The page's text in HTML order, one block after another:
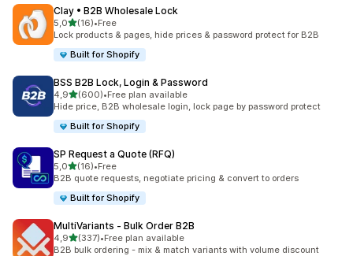
Clay • B2B Wholesale Lock
5,0de 5 estrelas
(16)
16 total de avaliações
•Free
Lock products & pages, hide prices & password protect for B2B
Built for Shopify
BSS B2B Lock, Login & Password
4,9de 5 estrelas
(600)
600 total de avaliações
•Free plan available
Hide price, B2B wholesale login, lock page by password protect
Built for Shopify
SP Request a Quote (RFQ)
5,0de 5 estrelas
(16)
16 total de avaliações
•Free
B2B quote requests, negotiate pricing & convert to orders
Built for Shopify
MultiVariants ‑ Bulk Order B2B
4,9de 5 estrelas
(337)
337 total de avaliações
•Free plan available
B2B bulk ordering - mix & match variants with volume discount